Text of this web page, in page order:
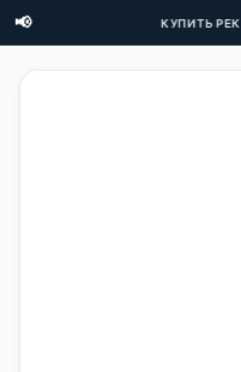
📢 КУПИТЬ